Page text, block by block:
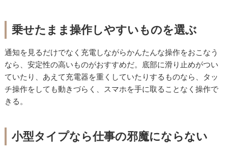
乗せたまま操作しやすいものを選ぶ
通知を見るだけでなく充電しながらかんたんな操作をおこなう
なら、安定性の高いものがおすすめだ。底部に滑り止めがつい
ていたり、あえて充電器を重くしていたりするものなら、タッ
チ操作をしても動きづらく、スマホを手に取ることなく操作で
きる。
小型タイプなら仕事の邪魔にならない